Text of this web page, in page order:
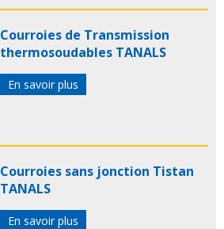
Courroies de Transmission
thermosoudables TANALS
En savoir plus
Courroies sans jonction Tistan
TANALS
En savoir plus